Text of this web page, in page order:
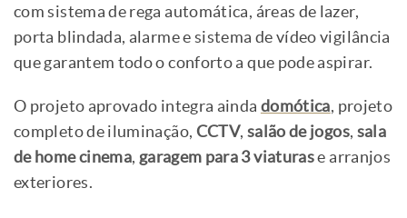
com sistema de rega automática, áreas de lazer,
porta blindada, alarme e sistema de vídeo vigilância
que garantem todo o conforto a que pode aspirar.
O projeto aprovado integra ainda domótica, projeto
completo de iluminação, CCTV, salão de jogos, sala
de home cinema, garagem para 3 viaturase arranjos
exteriores.